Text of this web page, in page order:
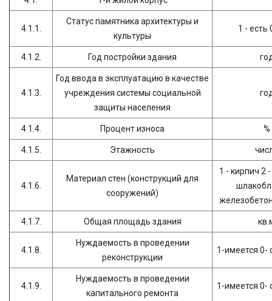
4.1.1.
Статус памятника архитектуры и
культуры
1 - есть
4.1.2. Год постройки здания
4.1.3.
Год ввода в эксплуатацию в качестве
учреждения системы социальной
защиты населения
4.1.4. Процент износа %
4.1.5. Этажность
4.1.6.
Материал стен (конструкций для
сооружений)
1 - кирпич 2
4.1.7. Общая площадь здания
4.1.8.
Нуждаемость в проведении
реконструкции
1-имеется 0-
4.1.9.
Нуждаемость в проведении
капитального ремонта
1-имеется 0-